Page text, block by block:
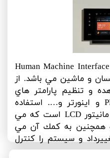
​HMI (اچ ام آی) مخفف عبارت Human Machine Interface
و ماشين مي باشد. از
و تنظیم پارامتر هاي
دستگاه هاي صنعتي مثل PLC و اينورتر و…. استفاده
میشود. تاچ پنل در واقع يك مانيتور LCD است كه مي
و همچنين به كمك آن مي
و سيستم را كنترل